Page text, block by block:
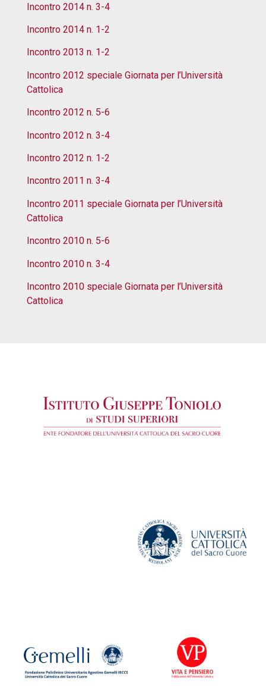
Incontro 2014 n. 3-4
Incontro 2014 n. 1-2
Incontro 2013 n. 1-2
Incontro 2012 speciale Giornata per l’Università
Cattolica
Incontro 2012 n. 5-6
Incontro 2012 n. 3-4
Incontro 2012 n. 1-2
Incontro 2011 n. 3-4
Incontro 2011 speciale Giornata per l’Università
Cattolica
Incontro 2010 n. 5-6
Incontro 2010 n. 3-4
Incontro 2010 speciale Giornata per l’Università
Cattolica